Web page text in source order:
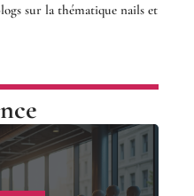
sur la thématique nails et